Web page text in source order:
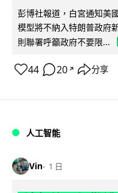
彭博社報道，白宮通知美
模型將不納入特朗普政府
則聯署呼籲政府不要限...
44 20 ↗ 分享
人工智能
Vin 1 日